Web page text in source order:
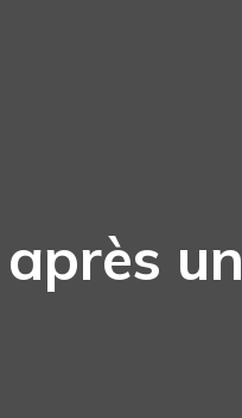
un